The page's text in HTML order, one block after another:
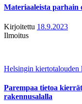
Materiaaleista parhain
Kirjoitettu 18.9.2023
Ilmoitus
Helsingin kiertotalouden
Parempaa tietoa
rakennusalalla